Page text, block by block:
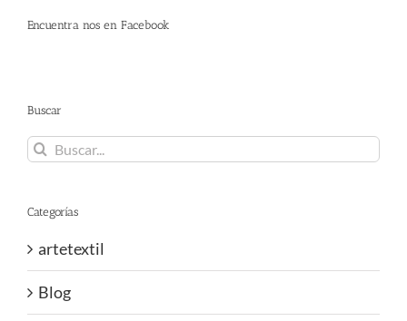
Encuentra nos en Facebook
Buscar
Buscar:
Categorías
artetextil
Blog